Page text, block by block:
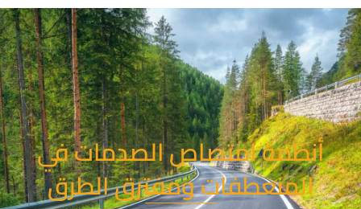
تخطي
إلى
المحتوى
أنظمة امتصاص الصدمات في
المنعطفات ومفترق الطرق